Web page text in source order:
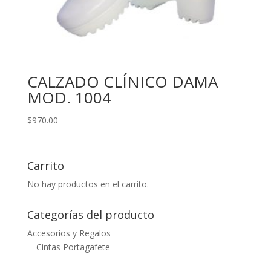
CALZADO CLÍNICO DAMA
MOD. 1004
$970.00
Carrito
No hay productos en el carrito.
Categorías del producto
Accesorios y Regalos
Cintas Portagafete